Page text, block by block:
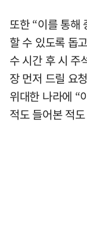
또한 “이를 통해
할 수 있도록 돕
수 시간 후 시 주
장 먼저 드릴 요
위대한 나라에 “
적도 들어본 적